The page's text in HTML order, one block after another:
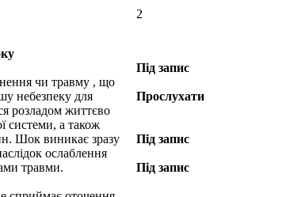
2
чи травму , що
небезпеку для
розладом життєво
системи, а також
Шок виникає зразу
ослаблення
травми.
Під запис
Прослухати
Під запис
Під запис